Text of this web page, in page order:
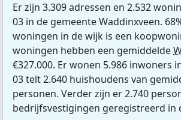
Er zijn 3.309 adressen en 2.532
03 in de gemeente Waddinxveen.
woningen in de wijk is een
woningen hebben een gemiddelde
€327.000. Er wonen 5.986 inwoners
03 telt 2.640 huishoudens van
personen. Verder zijn er 2.740
bedrijfsvestigingen geregistreerd in